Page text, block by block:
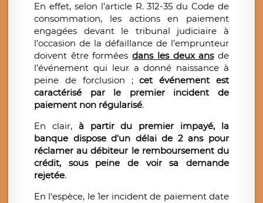
En effet, selon l’article R. 312-35 du Code de
consommation, les actions en paiement
engagées devant le tribunal judiciaire à
l’occasion de la défaillance de l’emprunteur
doivent être forméesdans les deux ans de
l’événement qui leur a donné naissance à
peine de forclusion ;cet événement est
caractérisé par le premier incident de
paiement non régularisé.
En clair, à partir du premier impayé, la
banque dispose d'un délai de 2 ans pour
réclamer au débiteur le remboursement du
crédit, sous peine de voir sa demande
rejetée.
En l'espèce, le 1er incident de paiement date